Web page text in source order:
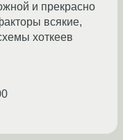
и прекрасно
всякие,
хоткеев